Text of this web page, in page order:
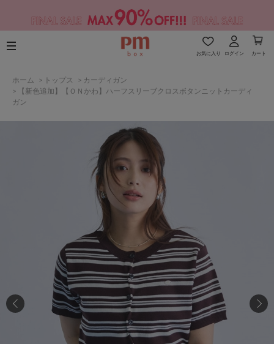
お気に入り ログイン カート
ホーム > トップス > カーディガン
>
【新色追加】【ＯＮかわ】ハーフスリーブクロスボタンニットカーディ
ガン